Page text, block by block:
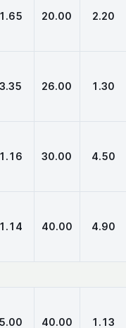
1.65 20.00 2.20
3.35 26.00 1.30
1.16 30.00 4.50
1.14 40.00 4.90
5.00 40.00 1.13